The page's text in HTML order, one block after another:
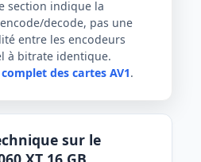
section indique la
decode, pas une
entre les encodeurs
à bitrate identique.
des cartes AV1.
sur le